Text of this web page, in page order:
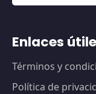
Enlaces
Términos y
Política de